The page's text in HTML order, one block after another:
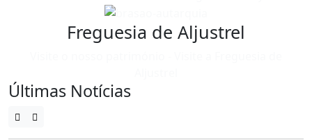
Freguesia de Aljustrel
Últimas Notícias